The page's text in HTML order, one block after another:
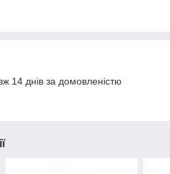
14 днів за домовленістю